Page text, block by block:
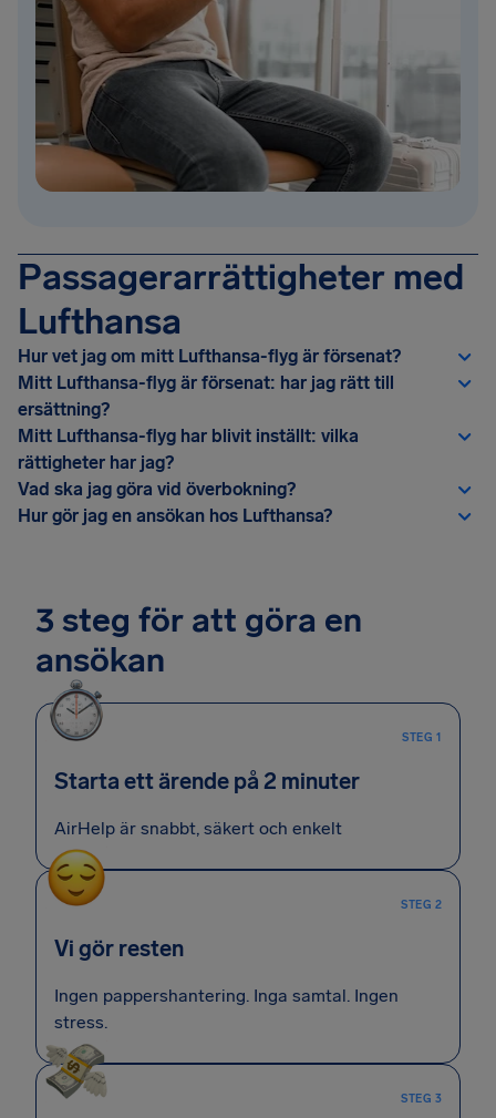
Passagerarrättigheter med
Lufthansa
Hur vet jag om mitt Lufthansa-flyg är försenat?
Mitt Lufthansa-flyg är försenat: har jag rätt till
ersättning?
Mitt Lufthansa-flyg har blivit inställt: vilka
rättigheter har jag?
Vad ska jag göra vid överbokning?
Hur gör jag en ansökan hos Lufthansa?
3 steg för att göra en
ansökan
STEG 1
Starta ett ärende på 2 minuter
AirHelp är snabbt, säkert och enkelt
STEG 2
Vi gör resten
Ingen pappershantering. Inga samtal. Ingen
stress.
STEG 3